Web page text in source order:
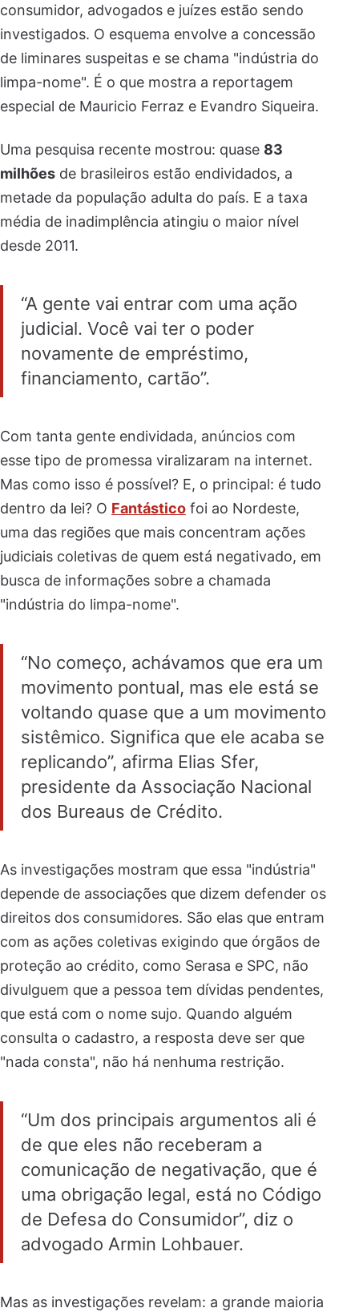
consumidor, advogados e juízes estão sendo
investigados. O esquema envolve a concessão
de liminares suspeitas e se chama "indústria do
limpa-nome". É o que mostra a reportagem
especial de Mauricio Ferraz e Evandro Siqueira.
Uma pesquisa recente mostrou: quase 83
milhões de brasileiros estão endividados, a
metade da população adulta do país. E a taxa
média de inadimplência atingiu o maior nível
desde 2011.
“A gente vai entrar com uma ação
judicial. Você vai ter o poder
novamente de empréstimo,
financiamento, cartão”.
Com tanta gente endividada, anúncios com
esse tipo de promessa viralizaram na internet.
Mas como isso é possível? E, o principal: é tudo
dentro da lei? O Fantástico foi ao Nordeste,
uma das regiões que mais concentram ações
judiciais coletivas de quem está negativado, em
busca de informações sobre a chamada
"indústria do limpa-nome".
“No começo, achávamos que era um
movimento pontual, mas ele está se
voltando quase que a um movimento
sistêmico. Significa que ele acaba se
replicando”, afirma Elias Sfer,
presidente da Associação Nacional
dos Bureaus de Crédito.
As investigações mostram que essa "indústria"
depende de associações que dizem defender os
direitos dos consumidores. São elas que entram
com as ações coletivas exigindo que órgãos de
proteção ao crédito, como Serasa e SPC, não
divulguem que a pessoa tem dívidas pendentes,
que está com o nome sujo. Quando alguém
consulta o cadastro, a resposta deve ser que
"nada consta", não há nenhuma restrição.
“Um dos principais argumentos ali é
de que eles não receberam a
comunicação de negativação, que é
uma obrigação legal, está no Código
de Defesa do Consumidor”, diz o
advogado Armin Lohbauer.
Mas as investigações revelam: a grande maioria